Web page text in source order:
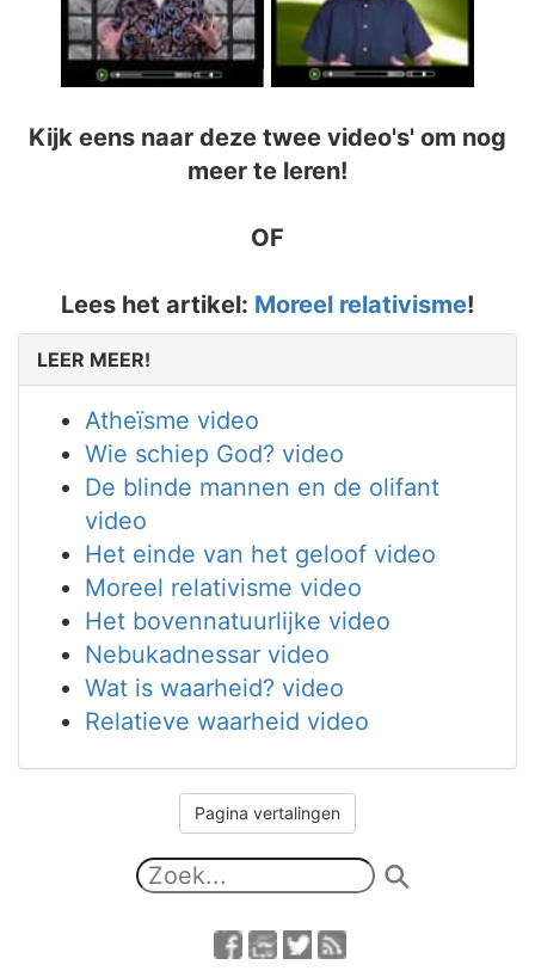
Kijk eens naar deze twee video's' om nog
meer te leren!
OF
Lees het artikel: Moreel relativisme!
LEER MEER!
Atheïsme video
Wie schiep God? video
De blinde mannen en de olifant
video
Het einde van het geloof video
Moreel relativisme video
Het bovennatuurlijke video
Nebukadnessar video
Wat is waarheid? video
Relatieve waarheid video
Pagina vertalingen